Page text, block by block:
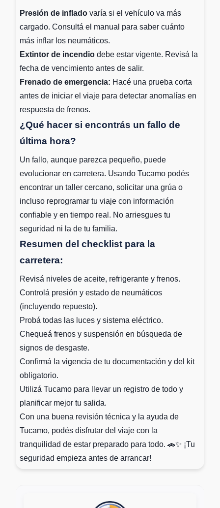
Presión de inflado varía si el vehículo va más
cargado. Consultá el manual para saber cuánto
más inflar los neumáticos.
Extintor de incendio debe estar vigente. Revisá la
fecha de vencimiento antes de salir.
Frenado de emergencia: Hacé una prueba corta
antes de iniciar el viaje para detectar anomalías en
respuesta de frenos.
¿Qué hacer si encontrás un fallo de
última hora?
Un fallo, aunque parezca pequeño, puede
evolucionar en carretera. Usando Tucamo podés
encontrar un taller cercano, solicitar una grúa o
incluso reprogramar tu viaje con información
confiable y en tiempo real. No arriesgues tu
seguridad ni la de tu familia.
Resumen del checklist para la
carretera:
Revisá niveles de aceite, refrigerante y frenos.
Controlá presión y estado de neumáticos
(incluyendo repuesto).
Probá todas las luces y sistema eléctrico.
Chequeá frenos y suspensión en búsqueda de
signos de desgaste.
Confirmá la vigencia de tu documentación y del kit
obligatorio.
Utilizá Tucamo para llevar un registro de todo y
planificar mejor tu salida.
Con una buena revisión técnica y la ayuda de
Tucamo, podés disfrutar del viaje con la
tranquilidad de estar preparado para todo. 🚗✨ ¡Tu
seguridad empieza antes de arrancar!